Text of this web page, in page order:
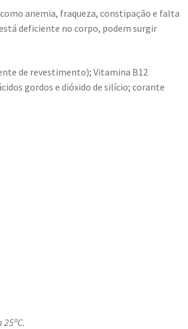
anemia, fraqueza, constipação e falta
deficiente no corpo, podem surgir
de revestimento); Vitamina B12
gordos e dióxido de silício; corante